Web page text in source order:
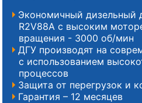
Экономичный дизельный
R2V88А с высоким
вращения - 3000 об/мин
ДГУ производят на
с использованием
процессов
Защита от перегрузок и
Гарантия – 12 месяцев